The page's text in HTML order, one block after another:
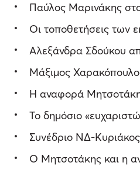
Παύλος Μαρινάκης
Οι τοποθετήσεις των
Αλεξάνδρα Σδούκου
Μάξιμος
Η αναφορά Μητσοτάκη
Το δημόσιο
Συνέδριο ΝΔ-
Ο Μητσοτάκης και η